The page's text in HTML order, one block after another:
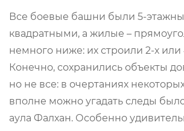
Все боевые башни были 5-
квадратными, а жилые –
немного ниже: их строили 2-х
Конечно, сохранились объекты
но не все: в очертаниях
вполне можно угадать следы
аула Фалхан. Особенно